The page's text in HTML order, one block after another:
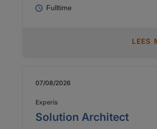
Fulltime
LEES
07/08/2026
Experis
Solution Architect